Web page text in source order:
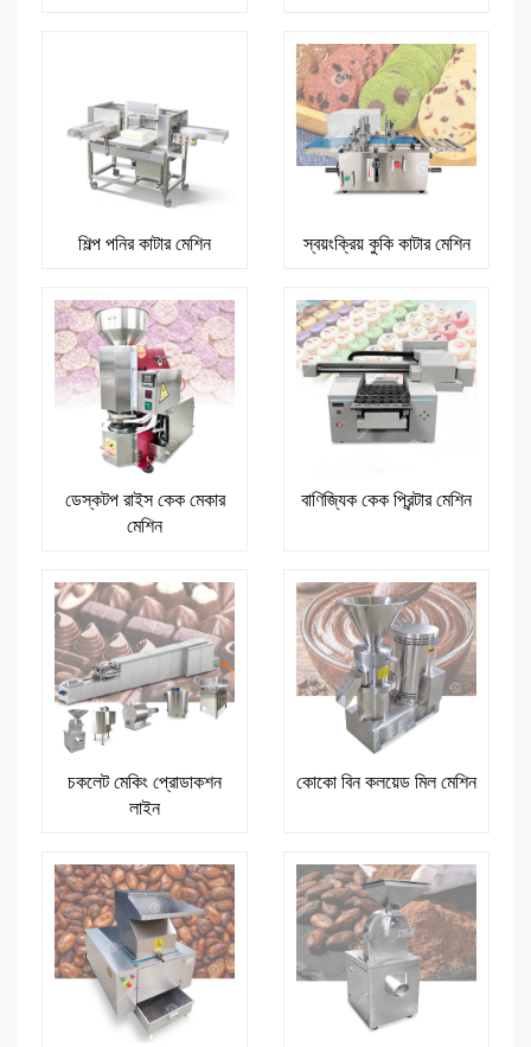
শিল্প পনির কাটার মেশিন স্বয়ংক্রিয় কুকি কাটার মেশিন
ডেস্কটপ রাইস কেক মেকার
মেশিন
বাণিজ্যিক কেক প্রিন্টার মেশিন
চকলেট মেকিং প্রোডাকশন
লাইন
কোকো বিন কলয়েড মিল মেশিন